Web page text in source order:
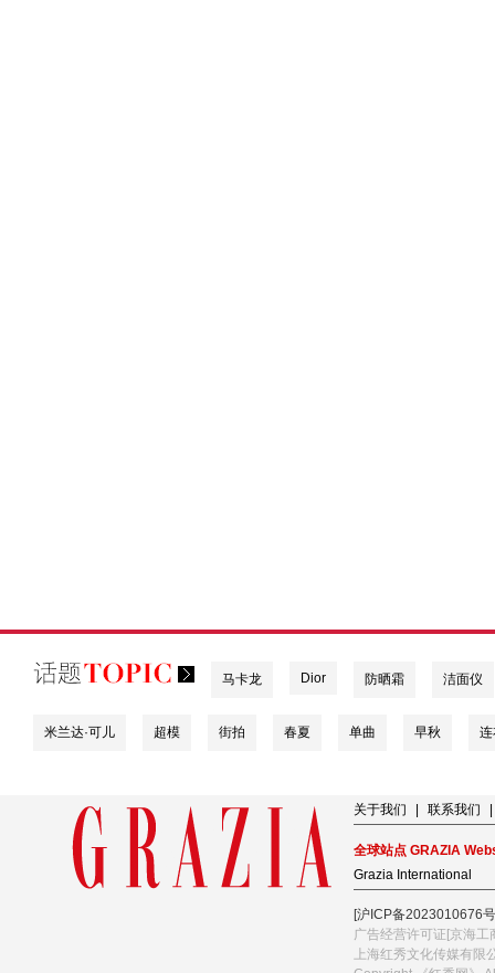
马卡龙 Dior 防晒霜 洁面仪
米兰达·可儿 超模 街拍 春夏 单曲 早秋
关于我们 联系我们
全球站点 GRAZIA
Grazia International
[沪ICP备2023010676
广告经营许可证[京海
上海红秀文化传媒有限